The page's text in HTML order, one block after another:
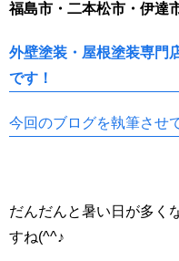
福島市・二本松市・伊達
外壁塗装・屋根塗装専門
です！
今回のブログを執筆させ
だんだんと暑い日が多く
すね(^^♪